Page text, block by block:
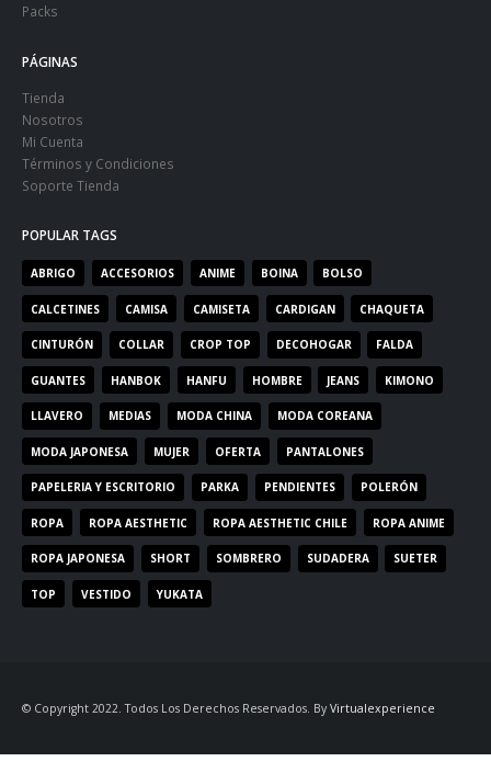
Packs
PÁGINAS
Tienda
Nosotros
Mi Cuenta
Términos y Condiciones
Soporte Tienda
POPULAR TAGS
ABRIGO ACCESORIOS ANIME BOINA BOLSO
CALCETINES CAMISA CAMISETA CARDIGAN CHAQUETA
CINTURÓN COLLAR CROP TOP DECOHOGAR FALDA
GUANTES HANBOK HANFU HOMBRE JEANS KIMONO
LLAVERO MEDIAS MODA CHINA MODA COREANA
MODA JAPONESA MUJER OFERTA PANTALONES
PAPELERIA Y ESCRITORIO PARKA PENDIENTES POLERÓN
ROPA ROPA AESTHETIC ROPA AESTHETIC CHILE ROPA ANIME
ROPA JAPONESA SHORT SOMBRERO SUDADERA SUETER
TOP VESTIDO YUKATA
© Copyright 2022. Todos Los Derechos Reservados. By Virtualexperience